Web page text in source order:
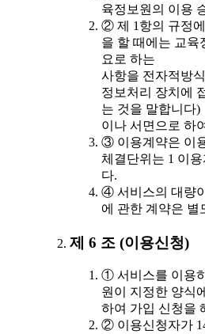
육정보원의 이용
② 제 1항의 규정
을 할 때에는 교육
요로 하는
사항을 전자적방
정보처리 장치에
는 것을 말합니다)
이나 서면으로 하
③ 이용계약은 이
체결단위는 1 이
다.
④ 서비스의 대량
에 관한 계약은 별
제 6 조 (이용신청)
① 서비스를 이용
원이 지정한 양식
하여 가입 신청을
② 이용신청자가